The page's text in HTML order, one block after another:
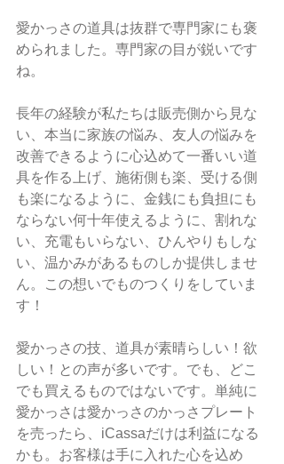
愛かっさの道具は抜群で専門家にも褒
められました。専門家の目が鋭いです
ね。
長年の経験が私たちは販売側から見な
い、本当に家族の悩み、友人の悩みを
改善できるように心込めて一番いい道
具を作る上げ、施術側も楽、受ける側
も楽になるように、金銭にも負担にも
ならない何十年使えるように、割れな
い、充電もいらない、ひんやりもしな
い、温かみがあるものしか提供しませ
ん。この想いでものつくりをしていま
す！
愛かっさの技、道具が素晴らしい！欲
しい！との声が多いです。でも、どこ
でも買えるものではないです。単純に
愛かっさは愛かっさのかっさプレート
を売ったら、iCassaだけは利益になる
かも。お客様は手に入れた心を込め